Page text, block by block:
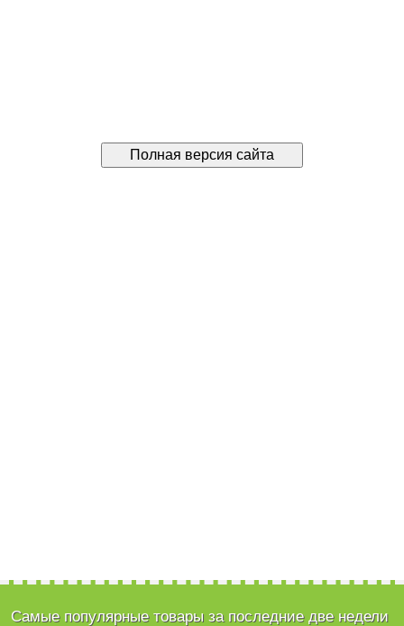
Самые популярные товары за последние две недели